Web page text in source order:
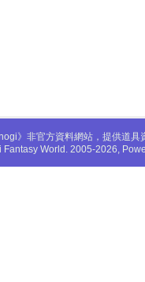
》非官方資料網站，提供道
World. 2005-2026,